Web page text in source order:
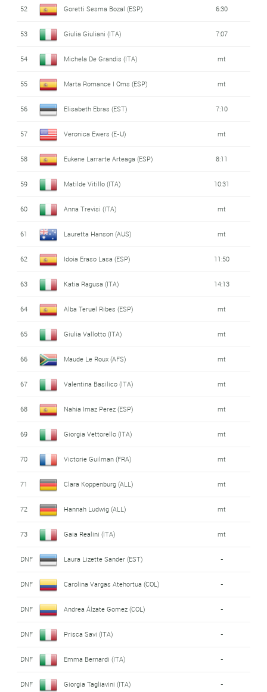
52 Goretti Sesma Bozal (ESP) 6:30
53 Giulia Giuliani (ITA) 7:07
54 Michela De Grandis (ITA) mt
55 Marta Romance I Oms (ESP) mt
56 Elisabeth Ebras (EST) 7:10
57 Veronica Ewers (E-U) mt
58 Eukene Larrarte Arteaga (ESP) 8:11
59 Matilde Vitillo (ITA) 10:31
60 Anna Trevisi (ITA) mt
61 Lauretta Hanson (AUS) mt
62 Idoia Eraso Lasa (ESP) 11:50
63 Katia Ragusa (ITA) 14:13
64 Alba Teruel Ribes (ESP) mt
65 Giulia Vallotto (ITA) mt
66 Maude Le Roux (AFS) mt
67 Valentina Basilico (ITA) mt
68 Nahia Imaz Perez (ESP) mt
69 Giorgia Vettorello (ITA) mt
70 Victorie Guilman (FRA) mt
71 Clara Koppenburg (ALL) mt
72 Hannah Ludwig (ALL) mt
73 Gaia Realini (ITA) mt
DNF Laura Lizette Sander (EST) -
DNF Carolina Vargas Atehortua (COL) -
DNF Andrea Álzate Gomez (COL) -
DNF Prisca Savi (ITA) -
DNF Emma Bernardi (ITA) -
DNF Giorgia Tagliavini (ITA) -